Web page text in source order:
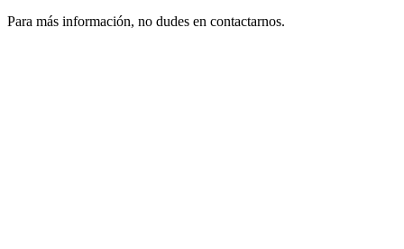
Para más información, no dudes en contactarnos.